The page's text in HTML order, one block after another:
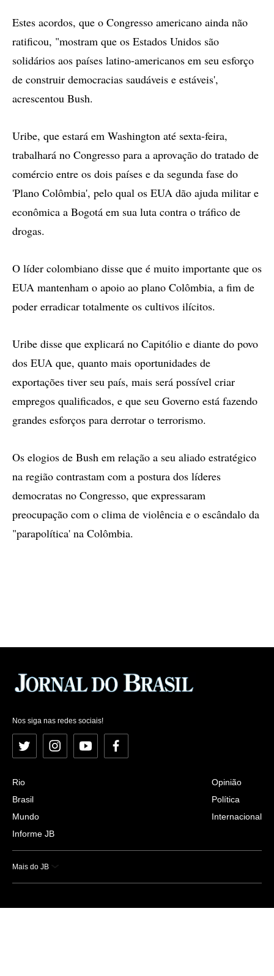
Estes acordos, que o Congresso americano ainda não
ratificou, "mostram que os Estados Unidos são
solidários aos países latino-americanos em seu esforço
de construir democracias saudáveis e estáveis',
acrescentou Bush.
Uribe, que estará em Washington até sexta-feira,
trabalhará no Congresso para a aprovação do tratado de
comércio entre os dois países e da segunda fase do
'Plano Colômbia', pelo qual os EUA dão ajuda militar e
econômica a Bogotá em sua luta contra o tráfico de
drogas.
O líder colombiano disse que é muito importante que os
EUA mantenham o apoio ao plano Colômbia, a fim de
poder erradicar totalmente os cultivos ilícitos.
Uribe disse que explicará no Capitólio e diante do povo
dos EUA que, quanto mais oportunidades de
exportações tiver seu país, mais será possível criar
empregos qualificados, e que seu Governo está fazendo
grandes esforços para derrotar o terrorismo.
Os elogios de Bush em relação a seu aliado estratégico
na região contrastam com a postura dos líderes
democratas no Congresso, que expressaram
preocupação com o clima de violência e o escândalo da
"parapolítica' na Colômbia.
Nos siga nas redes sociais!
Twitter InstagramYouTubeFacebook
Rio
Brasil
Mundo
Informe JB
Opinião
Política
Internacional
Mais do JB
Esportes